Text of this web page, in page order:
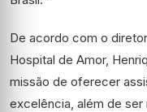
De acordo com o
Hospital de Amor,
missão de oferecer
excelência, além de